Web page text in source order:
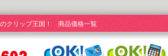
クリップ王国！ 商品価格一覧